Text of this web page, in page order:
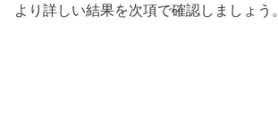
より詳しい結果を次項で確認しましょう。